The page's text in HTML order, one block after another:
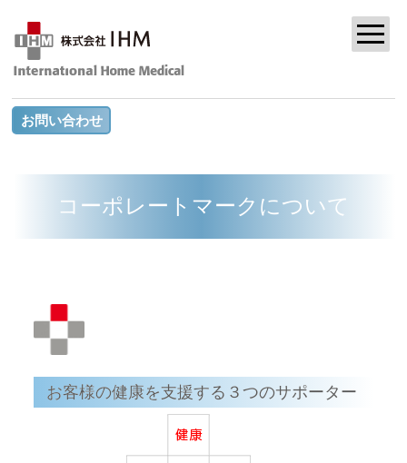
お問い合わせ
コーポレートマークについて
お客様の健康を支援する３つのサポーター